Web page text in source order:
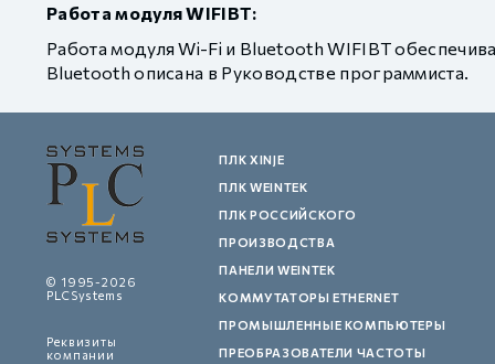
Работа модуля WIFIBT:
Работа модуля Wi-Fi и Bluetooth WIFIBT
Bluetooth описана в Руководстве программиста.
© 1995-2026
PLCSystems
Реквизиты
компании
ПЛК XINJE
ПЛК WEINTEK
ПЛК РОССИЙСКОГО
ПРОИЗВОДСТВА
ПАНЕЛИ WEINTEK
КОММУТАТОРЫ ETHERNET
ПРОМЫШЛЕННЫЕ КОМПЬЮТЕРЫ
ПРЕОБРАЗОВАТЕЛИ ЧАСТОТЫ